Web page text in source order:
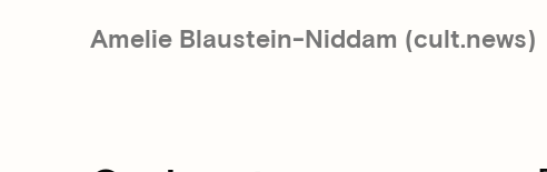
Amelie Blaustein-Niddam (cult.news)